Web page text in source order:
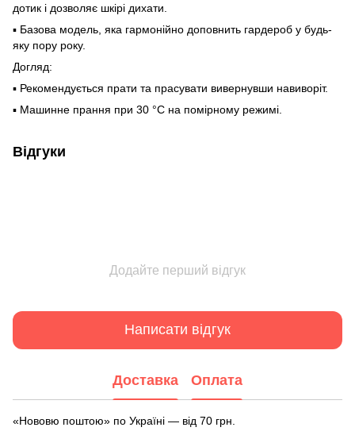
дотик і дозволяє шкірі дихати.
▪️ Базова модель, яка гармонійно доповнить гардероб у будь-
яку пору року.
Догляд:
▪️ Рекомендується прати та прасувати вивернувши навиворіт.
▪️ Машинне прання при 30 °C на помірному режимі.
Відгуки
Додайте перший відгук
Написати відгук
Доставка Оплата
«Нововю поштою» по Україні — від 70 грн.